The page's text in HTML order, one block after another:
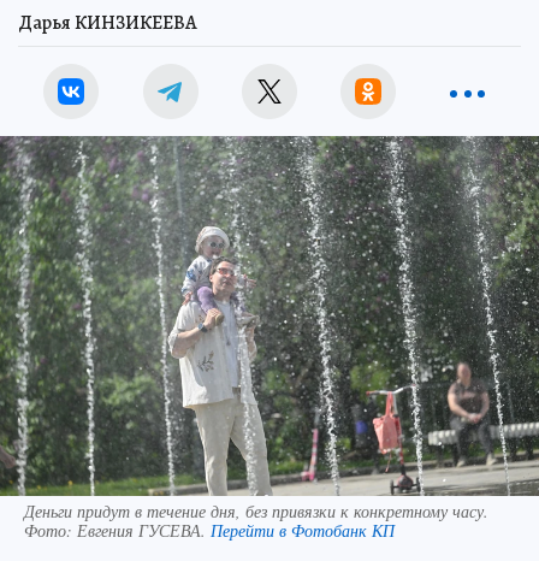
Дарья КИНЗИКЕЕВА
Деньги придут в течение дня, без привязки к конкретному часу.
Фото: Евгения ГУСЕВА. Перейти в Фотобанк КП